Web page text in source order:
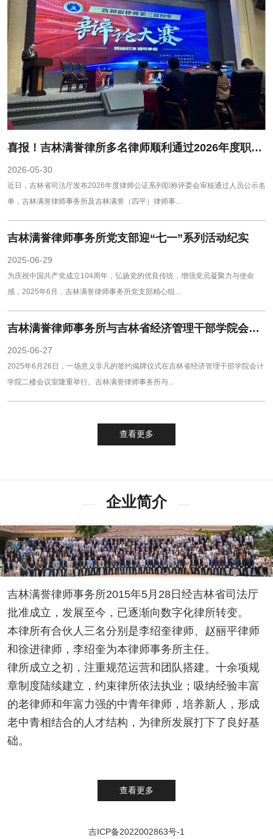
喜报！吉林满誉律所多名律师顺利通过2026年度职称评审审核
2026-05-30
近日，吉林省司法厅发布2026年度律师公证系列职称评委会审核通过人员公示名
单，吉林满誉律师事务所及吉林满誉（四平）律师事...
吉林满誉律师事务所党支部迎“七一”系列活动纪实
2025-06-29
为庆祝中国共产党成立104周年，弘扬党的优良传统，增强党员凝聚力与使命
感，2025年6月，吉林满誉律师事务所党支部精心组...
吉林满誉律师事务所与吉林省经济管理干部学院会计学院开启校企合作新篇章
2025-06-27
2025年6月26日，一场意义非凡的签约揭牌仪式在吉林省经济管理干部学院会计
学院二楼会议室隆重举行。吉林满誉律师事务所与...
查看更多
企业简介
吉林满誉律师事务所2015年5月28日经吉林省司法厅
批准成立，发展至今，已逐渐向数字化律所转变。
本律所有合伙人三名分别是李绍奎律师、赵丽平律师
和徐进律师，李绍奎为本律师事务所主任。
律所成立之初，注重规范运营和团队搭建。十余项规
章制度陆续建立，约束律所依法执业；吸纳经验丰富
的老律师和年富力强的中青年律师，培养新人，形成
老中青相结合的人才结构，为律所发展打下了良好基
础。
查看更多
吉ICP备2022002863号-1